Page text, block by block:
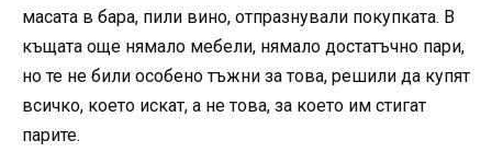
масата в бара, пили вино, отпразнували покупката. В
къщата още нямало мебели, нямало достатъчно пари,
но те не били особено тъжни за това, решили да купят
всичко, което искат, а не това, за което им стигат
парите.